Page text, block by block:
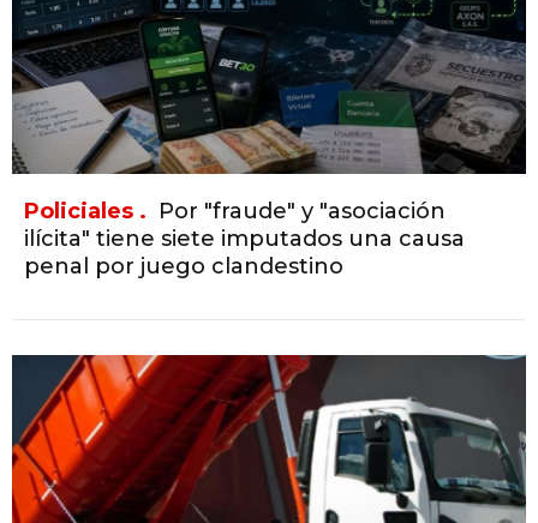
Policiales . Por "fraude" y "asociación
ilícita" tiene siete imputados una causa
penal por juego clandestino